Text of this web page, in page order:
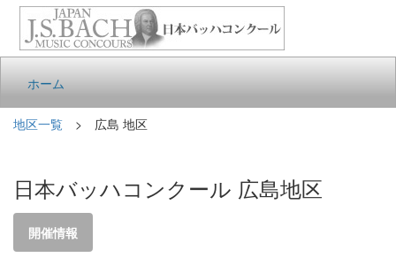
ホーム
地区一覧 > 広島 地区
日本バッハコンクール 広島地区
開催情報